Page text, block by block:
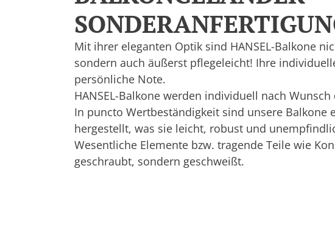
Mit ihrer eleganten Optik sind HANSEL-Balkone
sondern auch äußerst pflegeleicht! Ihre
persönliche Note.
HANSEL-Balkone werden individuell nach
In puncto Wertbeständigkeit sind unsere Balkone
hergestellt, was sie leicht, robust und
Wesentliche Elemente bzw. tragende Teile wie
geschraubt, sondern geschweißt.